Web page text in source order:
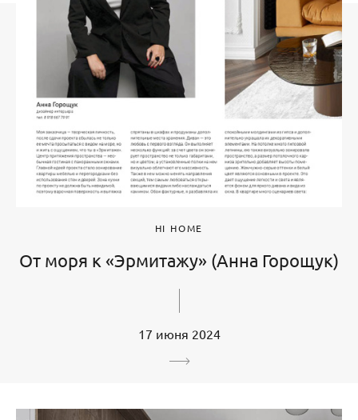
HI HOME
От моря к «Эрмитажу» (Анна Горощук)
17 июня 2024